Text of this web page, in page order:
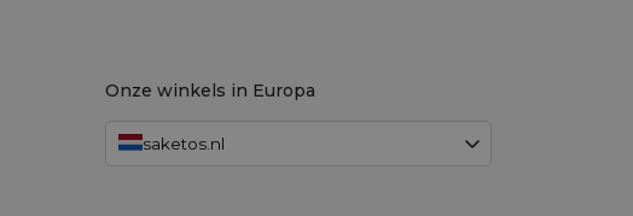
Onze winkels in Europa
saketos.nl